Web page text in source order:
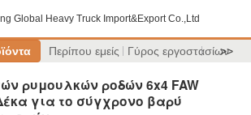
Global Heavy Truck Import&Export Co.,Ltd
Περίπου εμείς Γύρος εργοστασίων
>>
ρυμουλκών ροδών 6x4 FAW
για το σύγχρονο βαρύ